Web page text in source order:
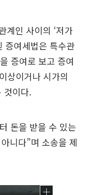
계인 사이의 ‘저가
증여세법은 특수관
증여로 보고 증여
상이거나 시가의
것이다.
돈을 받을 수 있는
니다”며 소송을 제